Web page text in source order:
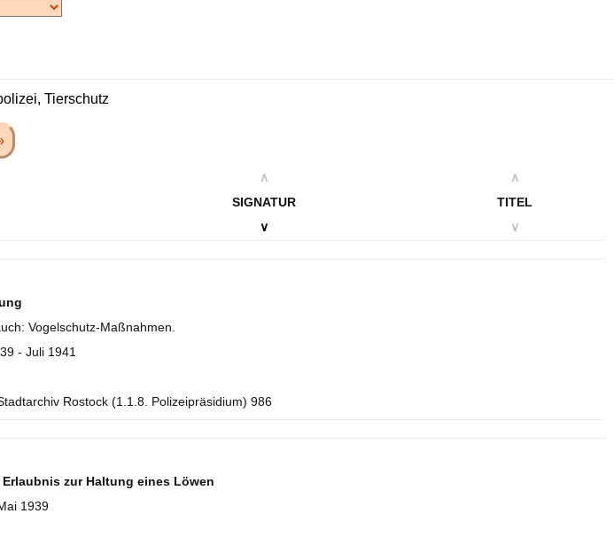
Tierschutz
∧
SIGNATUR
∨
∧
TITEL
∨
Vogelschutz-Maßnahmen.
- Juli 1941
Rostock (1.1.8. Polizeipräsidium) 986
zur Haltung eines Löwen
1939